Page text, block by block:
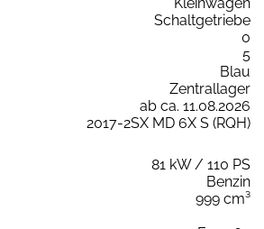
Schaltgetriebe
0
5
Blau
Zentrallager
ab ca. 11.08.2026
2017-2SX MD 6X S (RQH)
81 kW / 110 PS
Benzin
999 cm³